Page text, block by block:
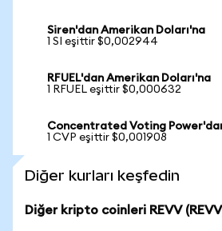
Siren'dan Amerikan Doları'na
1 SI eşittir $0,002944
RFUEL'dan Amerikan Doları'na
1 RFUEL eşittir $0,000632
Concentrated Voting
1 CVP eşittir $0,001908
Diğer kurları keşfedin
Diğer kripto coinleri REVV